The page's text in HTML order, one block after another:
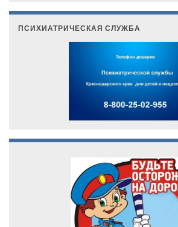
ПСИХИАТРИЧЕСКАЯ СЛУЖБА